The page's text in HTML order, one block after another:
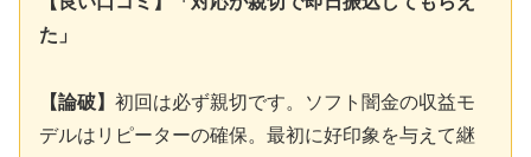
た」
【論破】 初回は必ず親切です。ソフト闇金の収益モ
デルはリピーターの確保。最初に好印象を与えて継